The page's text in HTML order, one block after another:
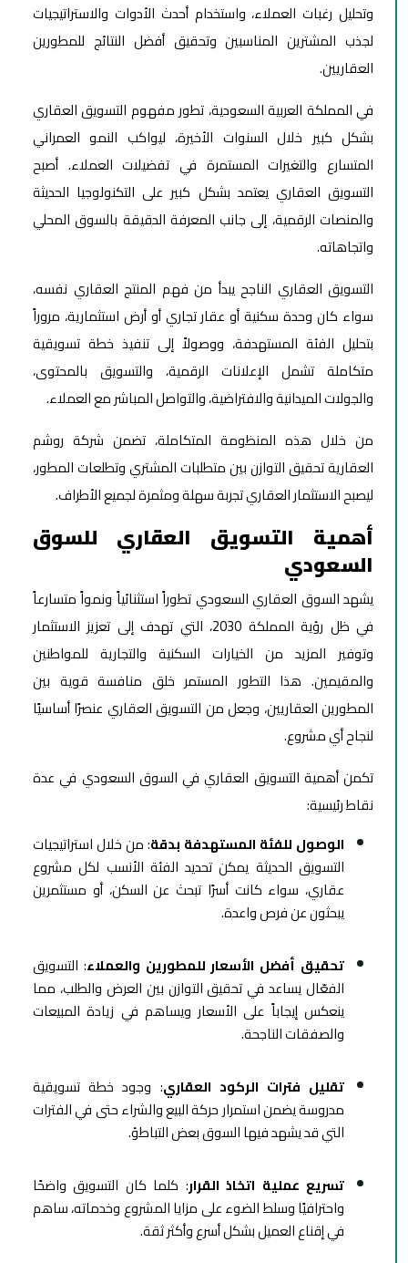
وتحليل رغبات العملاء، واستخدام أحدث الأدوات والاستراتيجيات
لجذب المشترين المناسبين وتحقيق أفضل النتائج للمطورين
العقاريين.
في المملكة العربية السعودية، تطور مفهوم التسويق العقاري
بشكل كبير خلال السنوات الأخيرة، ليواكب النمو العمراني
المتسارع والتغيرات المستمرة في تفضيلات العملاء. أصبح
التسويق العقاري يعتمد بشكل كبير على التكنولوجيا الحديثة
والمنصات الرقمية، إلى جانب المعرفة الدقيقة بالسوق المحلي
واتجاهاته.
التسويق العقاري الناجح يبدأ من فهم المنتج العقاري نفسه،
سواء كان وحدة سكنية أو عقار تجاري أو أرض استثمارية، مروراً
بتحليل الفئة المستهدفة، ووصولاً إلى تنفيذ خطة تسويقية
متكاملة تشمل الإعلانات الرقمية، والتسويق بالمحتوى،
والجولات الميدانية والافتراضية، والتواصل المباشر مع العملاء.
من خلال هذه المنظومة المتكاملة، تضمن شركة روشم
العقارية تحقيق التوازن بين متطلبات المشتري وتطلعات المطور،
ليصبح الاستثمار العقاري تجربة سهلة ومثمرة لجميع الأطراف.
أهمية التسويق العقاري للسوق
السعودي
يشهد السوق العقاري السعودي تطوراً استثنائياً ونمواً متسارعاً
في ظل رؤية المملكة 2030، التي تهدف إلى تعزيز الاستثمار
وتوفير المزيد من الخيارات السكنية والتجارية للمواطنين
والمقيمين. هذا التطور المستمر خلق منافسة قوية بين
المطورين العقاريين، وجعل من التسويق العقاري عنصرًا أساسيًا
لنجاح أي مشروع.
تكمن أهمية التسويق العقاري في السوق السعودي في عدة
نقاط رئيسية:
الوصول للفئة المستهدفة بدقة: من خلال استراتيجيات
التسويق الحديثة يمكن تحديد الفئة الأنسب لكل مشروع
عقاري، سواء كانت أسرًا تبحث عن السكن، أو مستثمرين
يبحثون عن فرص واعدة.
تحقيق أفضل الأسعار للمطورين والعملاء: التسويق
الفعّال يساعد في تحقيق التوازن بين العرض والطلب، مما
ينعكس إيجاباً على الأسعار ويساهم في زيادة المبيعات
والصفقات الناجحة.
تقليل فترات الركود العقاري: وجود خطة تسويقية
مدروسة يضمن استمرار حركة البيع والشراء حتى في الفترات
التي قد يشهد فيها السوق بعض التباطؤ.
تسريع عملية اتخاذ القرار: كلما كان التسويق واضحًا
واحترافيًا وسلط الضوء على مزايا المشروع وخدماته، ساهم
في إقناع العميل بشكل أسرع وأكثر ثقة.